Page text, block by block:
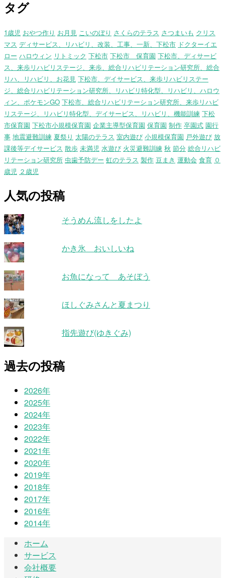
タグ
1歳児 おやつ作り お月見 こいのぼり さくらのテラス さつまいも クリス
マス ディサービス、リハビリ、改装、工事、一新、下松市 ドクターイエ
ロー ハロウィン リトミック 下松市 下松市 保育園 下松市、ディサービ
ス、来歩リハビリステージ、来歩、総合リハビリテーション研究所、総合
リハ、リハビリ、お花見 下松市、デイサービス、来歩リハビリステー
ジ、総合リハビリテーション研究所、リハビリ特化型、リハビリ、ハロウ
ィン、ポケモンGO 下松市、総合リハビリテーション研究所、来歩リハビ
リステージ、リハビリ特化型、デイサービス、リハビリ、機能訓練 下松
市保育園 下松市小規模保育園 企業主導型保育園 保育園 制作 卒園式 園行
事 地震避難訓練 夏祭り 太陽のテラス 室内遊び 小規模保育園 戸外遊び 放
課後等デイサービス 散歩 未満児 水遊び 火災避難訓練 秋 節分 総合リハビ
リテーション研究所 虫歯予防デー 虹のテラス 製作 豆まき 運動会 食育 ０
歳児 ２歳児
人気の投稿
そうめん流しをしたよ
かき氷 おいしいね
お魚になって あそぼう
ほしぐみさんと夏まつり
指先遊び(ゆきぐみ)
過去の投稿
2026年
2025年
2024年
2023年
2022年
2021年
2020年
2019年
2018年
2017年
2016年
2014年
ホーム
サービス
会社概要